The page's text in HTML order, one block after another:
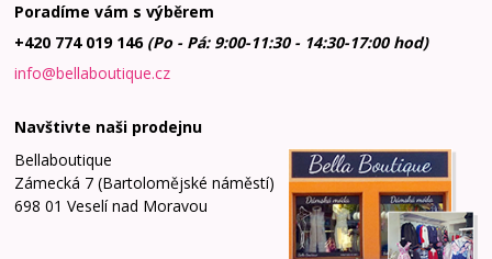
Poradíme vám s výběrem
+420 774 019 146 (Po - Pá: 9:00-11:30 - 14:30-17:00 hod)
info@bellaboutique.cz
Navštivte naši prodejnu
Bellaboutique
Zámecká 7 (Bartolomějské náměstí)
698 01 Veselí nad Moravou